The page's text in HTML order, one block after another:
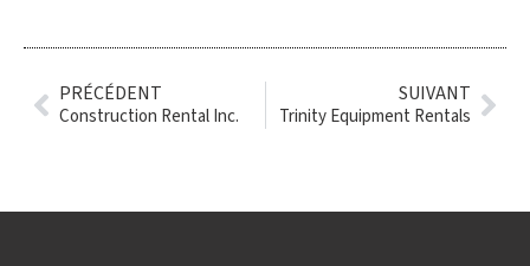
PRÉCÉDENT
Construction Rental Inc.
SUIVANT
Trinity Equipment Rentals